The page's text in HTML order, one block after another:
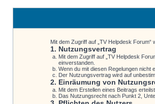
Mit dem Zugriff auf „TV Helpdesk
1. Nutzungsvertrag
Mit dem Zugriff auf „TV Helpdesk
einverstanden.
Wenn du mit diesen Regelungen nicht
Der Nutzungsvertrag wird auf
2. Einräumung von
Mit dem Erstellen eines Beitrags
Das Nutzungsrecht nach Punkt 2,